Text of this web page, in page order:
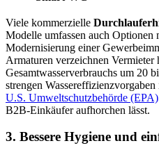
Viele kommerzielle
Modelle umfassen auch
Modernisierung einer
Armaturen verzeichnen Vermieter
Gesamtwasserverbrauchs um 20
strengen
U.S. Umweltschutzbehörde (EPA)
B2B-Einkäufer aufhorchen lässt.
3. Bessere Hygiene und